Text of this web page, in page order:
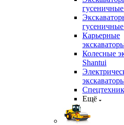
Карьерные
Колесные
Shantui
Ещё